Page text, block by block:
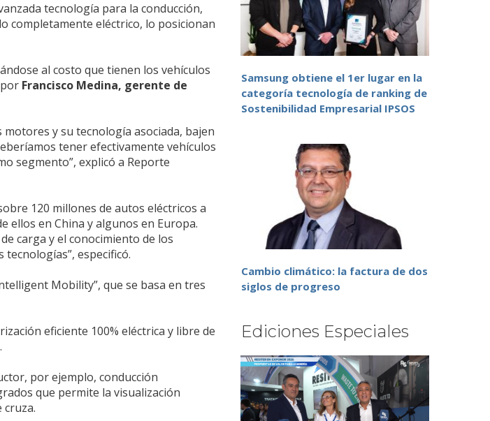
tecnología para la conducción,
completamente eléctrico, lo posicionan
al costo que tienen los vehículos
Francisco Medina, gerente de
y su tecnología asociada, bajen
tener efectivamente vehículos
segmento”, explicó a Reporte
120 millones de autos eléctricos a
ellos en China y algunos en Europa.
carga y el conocimiento de los
especificó.
Mobility”, que se basa en tres
eficiente 100% eléctrica y libre de
por ejemplo, conducción
que permite la visualización
Samsung obtiene el 1er lugar en la
categoría tecnología de ranking de
Sostenibilidad Empresarial IPSOS
Cambio climático: la factura de dos
siglos de progreso
Ediciones Especiales